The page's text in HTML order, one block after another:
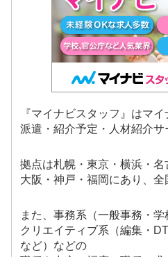
『マイナビスタッフ』はマ
派遣・紹介予定・人材紹介サ
拠点は札幌・東京・横浜・名
大阪・神戸・福岡にあり、全
また、事務系（一般事務・学
クリエイティブ系（編集・
など）などの